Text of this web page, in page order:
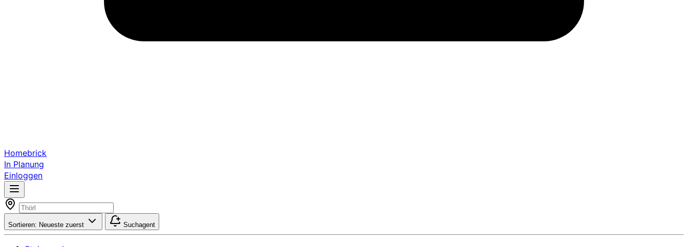
Homebrick
In Planung
Einloggen
Sortieren: Neueste zuerst Suchagent